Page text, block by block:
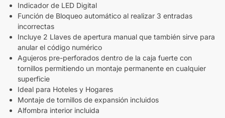
Indicador de LED Digital
Función de Bloqueo automático al realizar 3 entradas
incorrectas
Incluye 2 Llaves de apertura manual que también sirve para
anular el código numérico
Agujeros pre-perforados dentro de la caja fuerte con
tornillos permitiendo un montaje permanente en cualquier
superficie
Ideal para Hoteles y Hogares
Montaje de tornillos de expansión incluidos
Alfombra interior incluida